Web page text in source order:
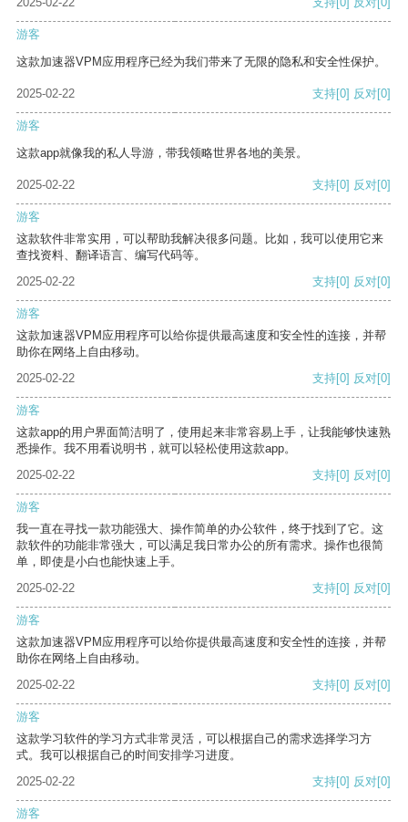
游客
这款加速器VPM应用程序已经为我们带来了无限的隐私和安全性保护。
2025-02-22 支持[0] 反对[0]
游客
这款app就像我的私人导游，带我领略世界各地的美景。
2025-02-22 支持[0] 反对[0]
游客
这款软件非常实用，可以帮助我解决很多问题。比如，我可以使用它来
查找资料、翻译语言、编写代码等。
2025-02-22
支持[0] 反对[0]
游客
这款加速器VPM应用程序可以给你提供最高速度和安全性的连接，并帮
助你在网络上自由移动。
2025-02-22
支持[0] 反对[0]
游客
这款app的用户界面简洁明了，使用起来非常容易上手，让我能够快速熟
悉操作。我不用看说明书，就可以轻松使用这款app。
2025-02-22
支持[0] 反对[0]
游客
我一直在寻找一款功能强大、操作简单的办公软件，终于找到了它。这
款软件的功能非常强大，可以满足我日常办公的所有需求。操作也很简
单，即使是小白也能快速上手。
2025-02-22
支持[0] 反对[0]
游客
这款加速器VPM应用程序可以给你提供最高速度和安全性的连接，并帮
助你在网络上自由移动。
2025-02-22
支持[0] 反对[0]
游客
这款学习软件的学习方式非常灵活，可以根据自己的需求选择学习方
式。我可以根据自己的时间安排学习进度。
2025-02-22
支持[0] 反对[0]
游客